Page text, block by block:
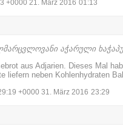
+0000 21. März 2016 01:13
აჭარული
aus Adjarien. Dieses Mal
liefern neben Kohlenhydraten
+0000 31. März 2016 23:29